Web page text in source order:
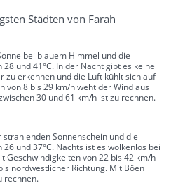
Städten von Farah
bei blauem Himmel und die
und 41°C. In der Nacht gibt es keine
zu erkennen und die Luft kühlt sich auf
von 8 bis 29 km/h weht der Wind aus
30 und 61 km/h ist zu rechnen.
Sonnenschein und die
und 37°C. Nachts ist es wolkenlos bei
Geschwindigkeiten von 22 bis 42 km/h
nordwestlicher Richtung. Mit Böen
rechnen.